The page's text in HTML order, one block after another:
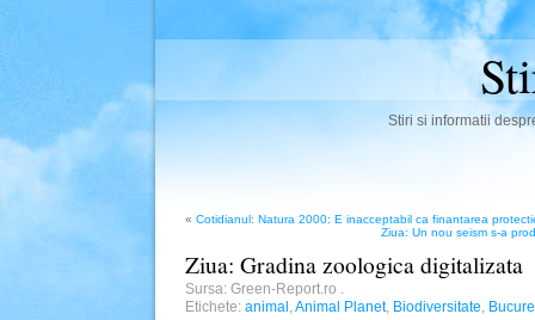
Stiri si informatii
« Cotidianul: Natura 2000: E inacceptabil ca finantarea
Ziua: Un nou seism s-a
Ziua: Gradina zoologica digitalizata
Sursa: Green-Report.ro
Etichete: animal Animal Planet, Biodiversitate